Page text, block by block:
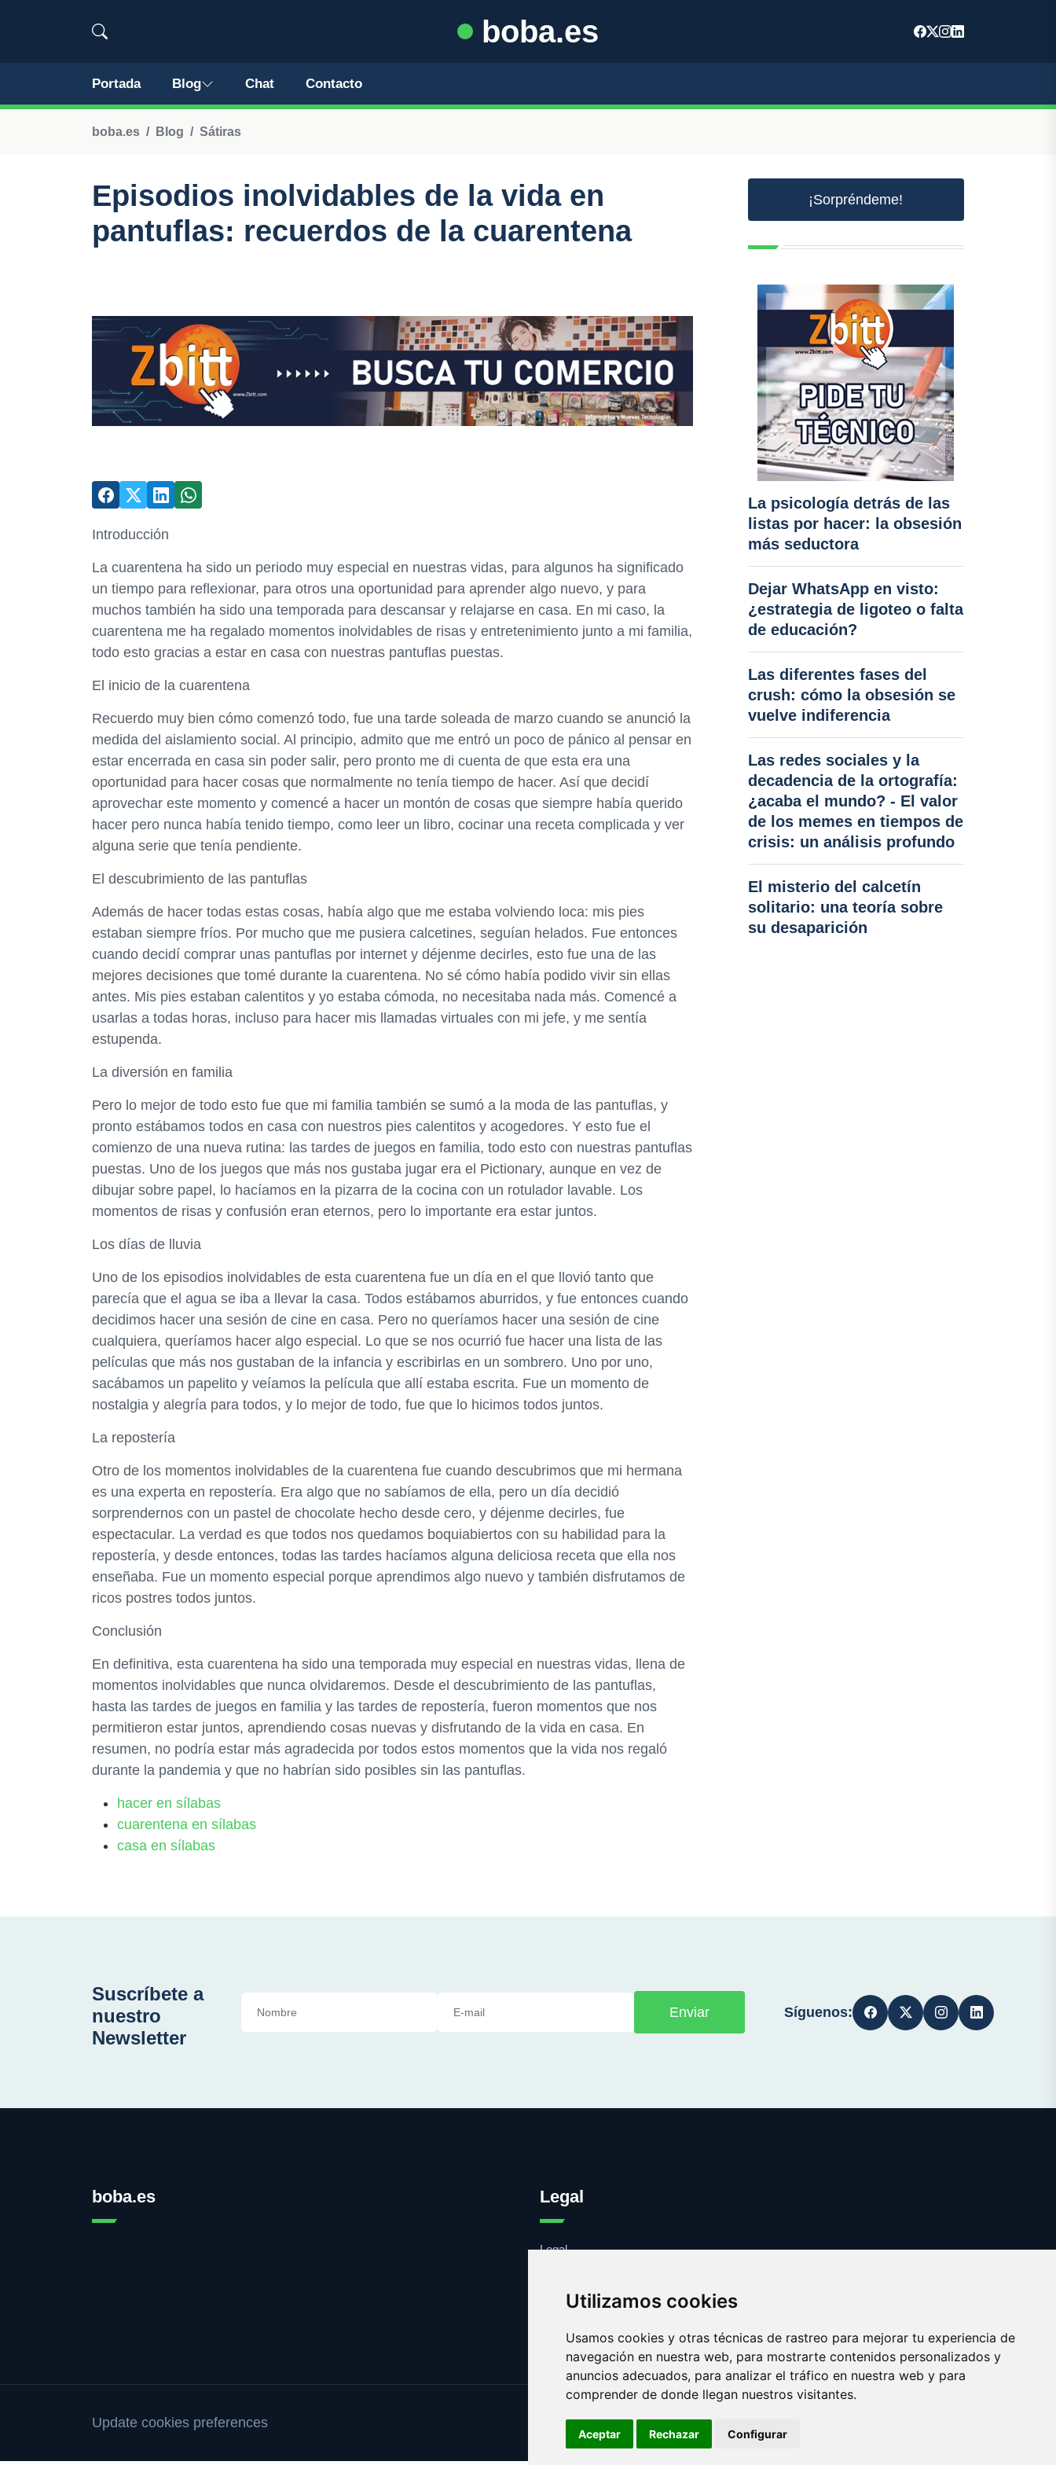
Utilizamos cookies
Usamos cookies y otras técnicas de rastreo para mejorar tu experiencia de
navegación en nuestra web, para mostrarte contenidos personalizados y
anuncios adecuados, para analizar el tráfico en nuestra web y para
comprender de donde llegan nuestros visitantes.
Aceptar Rechazar Configurar
boba.es
Portada Blog Chat Contacto
boba.es Blog Sátiras
Episodios inolvidables de la vida en
pantuflas: recuerdos de la cuarentena
Introducción
La cuarentena ha sido un periodo muy especial en nuestras vidas, para algunos ha significado
un tiempo para reflexionar, para otros una oportunidad para aprender algo nuevo, y para
muchos también ha sido una temporada para descansar y relajarse en casa. En mi caso, la
cuarentena me ha regalado momentos inolvidables de risas y entretenimiento junto a mi familia,
todo esto gracias a estar en casa con nuestras pantuflas puestas.
El inicio de la cuarentena
Recuerdo muy bien cómo comenzó todo, fue una tarde soleada de marzo cuando se anunció la
medida del aislamiento social. Al principio, admito que me entró un poco de pánico al pensar en
estar encerrada en casa sin poder salir, pero pronto me di cuenta de que esta era una
oportunidad para hacer cosas que normalmente no tenía tiempo de hacer. Así que decidí
aprovechar este momento y comencé a hacer un montón de cosas que siempre había querido
hacer pero nunca había tenido tiempo, como leer un libro, cocinar una receta complicada y ver
alguna serie que tenía pendiente.
El descubrimiento de las pantuflas
Además de hacer todas estas cosas, había algo que me estaba volviendo loca: mis pies
estaban siempre fríos. Por mucho que me pusiera calcetines, seguían helados. Fue entonces
cuando decidí comprar unas pantuflas por internet y déjenme decirles, esto fue una de las
mejores decisiones que tomé durante la cuarentena. No sé cómo había podido vivir sin ellas
antes. Mis pies estaban calentitos y yo estaba cómoda, no necesitaba nada más. Comencé a
usarlas a todas horas, incluso para hacer mis llamadas virtuales con mi jefe, y me sentía
estupenda.
La diversión en familia
Pero lo mejor de todo esto fue que mi familia también se sumó a la moda de las pantuflas, y
pronto estábamos todos en casa con nuestros pies calentitos y acogedores. Y esto fue el
comienzo de una nueva rutina: las tardes de juegos en familia, todo esto con nuestras pantuflas
puestas. Uno de los juegos que más nos gustaba jugar era el Pictionary, aunque en vez de
dibujar sobre papel, lo hacíamos en la pizarra de la cocina con un rotulador lavable. Los
momentos de risas y confusión eran eternos, pero lo importante era estar juntos.
Los días de lluvia
Uno de los episodios inolvidables de esta cuarentena fue un día en el que llovió tanto que
parecía que el agua se iba a llevar la casa. Todos estábamos aburridos, y fue entonces cuando
decidimos hacer una sesión de cine en casa. Pero no queríamos hacer una sesión de cine
cualquiera, queríamos hacer algo especial. Lo que se nos ocurrió fue hacer una lista de las
películas que más nos gustaban de la infancia y escribirlas en un sombrero. Uno por uno,
sacábamos un papelito y veíamos la película que allí estaba escrita. Fue un momento de
nostalgia y alegría para todos, y lo mejor de todo, fue que lo hicimos todos juntos.
La repostería
Otro de los momentos inolvidables de la cuarentena fue cuando descubrimos que mi hermana
es una experta en repostería. Era algo que no sabíamos de ella, pero un día decidió
sorprendernos con un pastel de chocolate hecho desde cero, y déjenme decirles, fue
espectacular. La verdad es que todos nos quedamos boquiabiertos con su habilidad para la
repostería, y desde entonces, todas las tardes hacíamos alguna deliciosa receta que ella nos
enseñaba. Fue un momento especial porque aprendimos algo nuevo y también disfrutamos de
ricos postres todos juntos.
Conclusión
En definitiva, esta cuarentena ha sido una temporada muy especial en nuestras vidas, llena de
momentos inolvidables que nunca olvidaremos. Desde el descubrimiento de las pantuflas,
hasta las tardes de juegos en familia y las tardes de repostería, fueron momentos que nos
permitieron estar juntos, aprendiendo cosas nuevas y disfrutando de la vida en casa. En
resumen, no podría estar más agradecida por todos estos momentos que la vida nos regaló
durante la pandemia y que no habrían sido posibles sin las pantuflas.
hacer en sílabas
cuarentena en sílabas
casa en sílabas
¡Sorpréndeme!
La psicología detrás de las
listas por hacer: la obsesión
más seductora
Dejar WhatsApp en visto:
¿estrategia de ligoteo o falta
de educación?
Las diferentes fases del
crush: cómo la obsesión se
vuelve indiferencia
Las redes sociales y la
decadencia de la ortografía:
¿acaba el mundo? - El valor
de los memes en tiempos de
crisis: un análisis profundo
El misterio del calcetín
solitario: una teoría sobre
su desaparición
Suscríbete a
nuestro
Newsletter
Enviar Síguenos:
boba.es Legal
Legal
Contacto
Update cookies preferences